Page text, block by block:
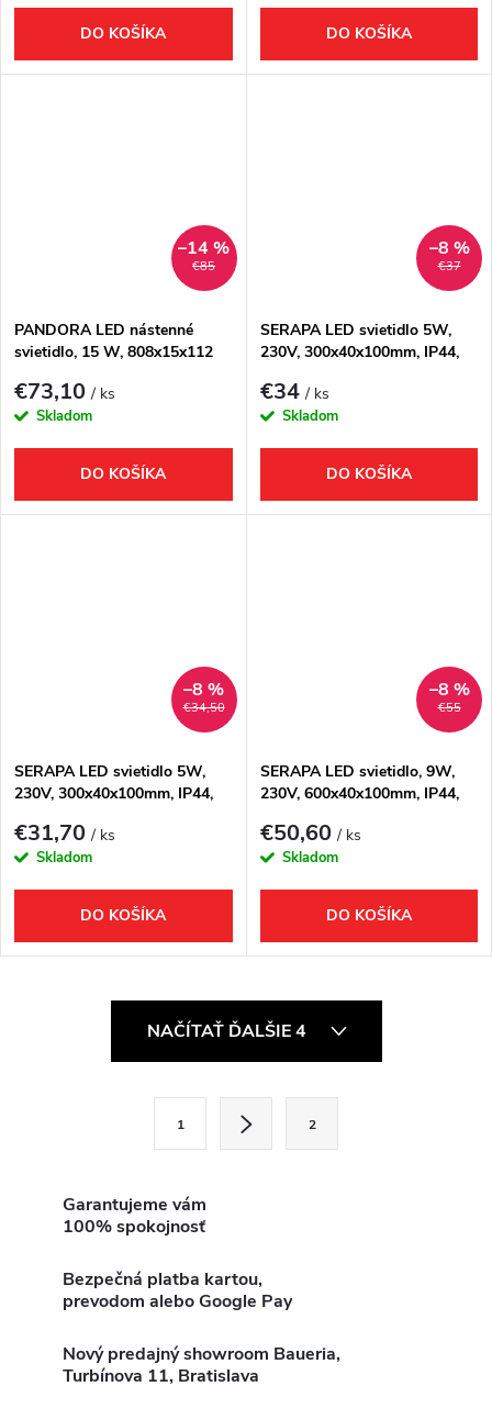
DO KOŠÍKA DO KOŠÍKA
€85
–14 %
PANDORA LED nástenné
svietidlo, 15 W, 808x15x112
€73,10/ ks
Skladom
DO KOŠÍKA
€37
–8 %
SERAPA LED svietidlo 5W,
230V, 300x40x100mm, IP44,
€34/ ks
Skladom
DO KOŠÍKA
€34,50
–8 %
SERAPA LED svietidlo 5W,
230V, 300x40x100mm, IP44,
€31,70/ ks
Skladom
DO KOŠÍKA
€55
–8 %
SERAPA LED svietidlo, 9W,
230V, 600x40x100mm, IP44,
€50,60/ ks
Skladom
DO KOŠÍKA
NAČÍTAŤ ĎALŠIE 4
1 2
Garantujeme vám
100% spokojnosť
Bezpečná platba kartou,
prevodom alebo Google Pay
Nový predajný showroom Baueria,
Turbínova 11, Bratislava